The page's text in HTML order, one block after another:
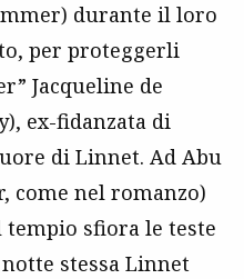
durante il loro
per proteggerli
Jacqueline de
ex-fidanzata di
di Linnet. Ad Abu
come nel romanzo)
tempio sfiora le teste
stessa Linnet